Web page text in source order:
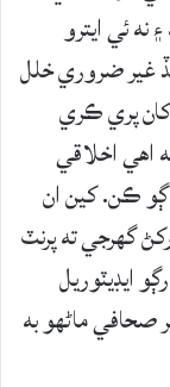
ئي ايترو
غير ضروري خلل
کان پري ڪري
اهي اخلاقي
ڪن. کين ان
گهرجي ته پرنٽ
ايڊيٽوريل
صحافي ماڻهو به